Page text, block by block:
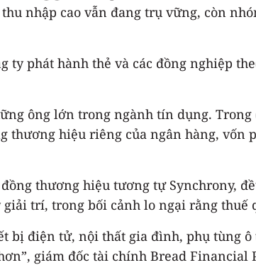
nhập cao vẫn đang trụ vững, còn
ty phát hành thẻ và các đồng nghiệp
ông lớn trong ngành tín dụng.
hiệu riêng của ngân hàng, vốn
thương hiệu tương tự Synchrony,
trí, trong bối cảnh lo ngại rằng thuế
bị điện tử, nội thất gia đình, phụ tùng
giám đốc tài chính Bread Financial